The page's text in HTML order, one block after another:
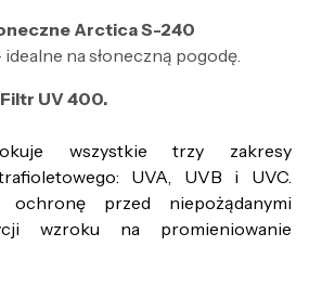
Arctica S-240
idealne na słoneczną pogodę.
Filtr UV 400.
wszystkie trzy zakresy
UVA, UVB i UVC.
ochronę przed niepożądanymi
wzroku na promieniowanie